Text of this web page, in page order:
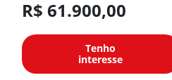
R$ 61.900,00
Tenho
interesse